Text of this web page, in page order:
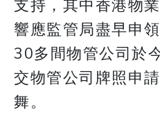
支持，其中香港物
響應監管局盡早申
30多間物管公司於
交物管公司牌照申
舞。